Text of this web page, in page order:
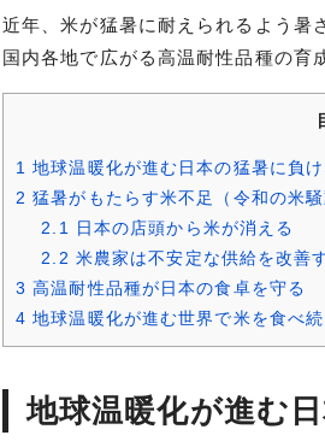
近年、米が猛暑に耐えられるよう暑
国内各地で広がる高温耐性品種の育
1 地球温暖化が進む日本の猛暑に負
2 猛暑がもたらす米不足（令和の米騒
2.1 日本の店頭から米が消える
2.2 米農家は不安定な供給を改善
3 高温耐性品種が日本の食卓を守る
4 地球温暖化が進む世界で米を食べ
地球温暖化が進む